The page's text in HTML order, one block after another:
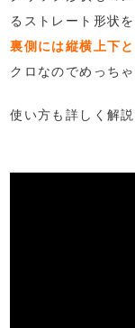
るストレート形状
裏側には縦横上下
クロなのでめっち
使い方も詳しく解